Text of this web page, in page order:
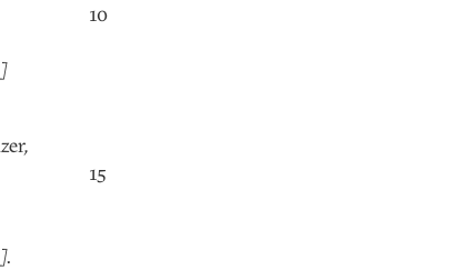
,
.
10
15